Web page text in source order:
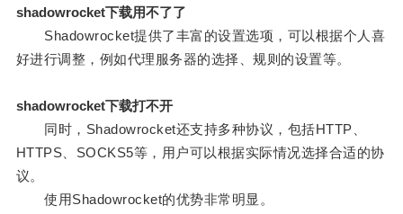
shadowrocket下载用不了了
Shadowrocket提供了丰富的设置选项，可以根据个人喜
好进行调整，例如代理服务器的选择、规则的设置等。
shadowrocket下载打不开
同时，Shadowrocket还支持多种协议，包括HTTP、
HTTPS、SOCKS5等，用户可以根据实际情况选择合适的协
议。
使用Shadowrocket的优势非常明显。